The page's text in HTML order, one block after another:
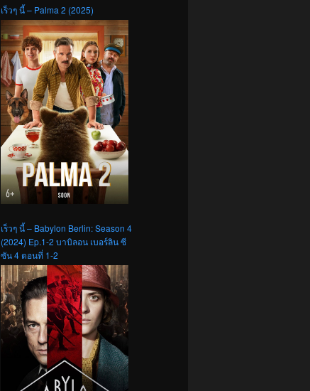
เร็วๆ นี้ – Palma 2 (2025)
เร็วๆ นี้ – Babylon Berlin: Season 4
(2024) Ep.1-2 บาบิลอน เบอร์ลิน ซี
ซัน 4 ตอนที่ 1-2